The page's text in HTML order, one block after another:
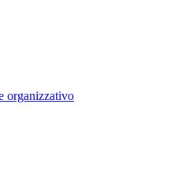
organizzativo